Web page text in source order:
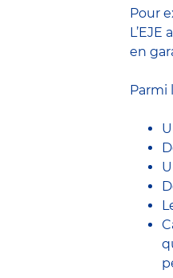
Pour
en
Parmi